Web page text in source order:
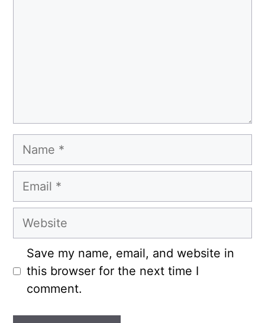
Name
Email
Website
Save my name, email, and website in
this browser for the next time I
comment.